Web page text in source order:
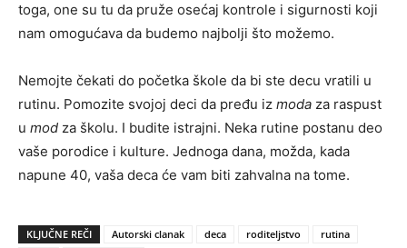
toga, one su tu da pruže osećaj kontrole i sigurnosti koji
nam omogućava da budemo najbolji što možemo.
Nemojte čekati do početka škole da bi ste decu vratili u
rutinu. Pomozite svojoj deci da pređu iz moda za raspust
u mod za školu. I budite istrajni. Neka rutine postanu deo
vaše porodice i kulture. Jednoga dana, možda, kada
napune 40, vaša deca će vam biti zahvalna na tome.
KLJUČNE REČI Autorski clanak deca roditeljstvo
rutina